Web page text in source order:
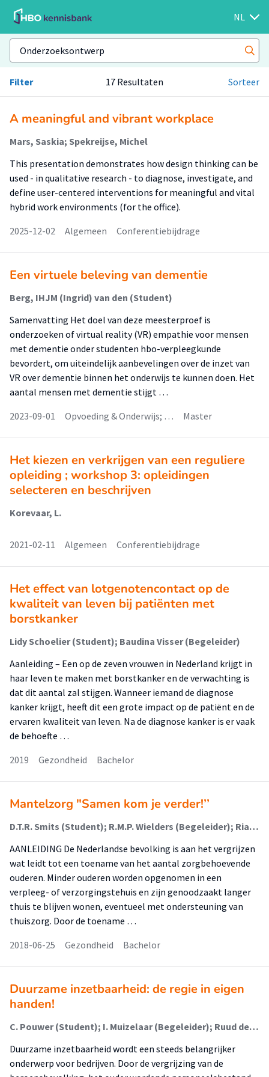
NL
Filter 17 Resultaten Sorteer
A meaningful and vibrant workplace
Mars, Saskia; Spekreijse, Michel
This presentation demonstrates how design thinking can be
used - in qualitative research - to diagnose, investigate, and
define user-centered interventions for meaningful and vital
hybrid work environments (for the office).
2025-12-02
Algemeen Conferentiebijdrage
Een virtuele beleving van dementie
Berg, IHJM (Ingrid) van den (Student)
Samenvatting Het doel van deze meesterproef is
onderzoeken of virtual reality (VR) empathie voor mensen
met dementie onder studenten hbo-verpleegkunde
bevordert, om uiteindelijk aanbevelingen over de inzet van
VR over dementie binnen het onderwijs te kunnen doen. Het
aantal mensen met dementie stijgt …
2023-09-01
Opvoeding & Onderwijs; … Master
Het kiezen en verkrijgen van een reguliere
opleiding ; workshop 3: opleidingen
selecteren en beschrijven
Korevaar, L.
2021-02-11 Algemeen Conferentiebijdrage
Het effect van lotgenotencontact op de
kwaliteit van leven bij patiënten met
borstkanker
Lidy Schoelier (Student); Baudina Visser (Begeleider)
Aanleiding – Een op de zeven vrouwen in Nederland krijgt in
haar leven te maken met borstkanker en de verwachting is
dat dit aantal zal stijgen. Wanneer iemand de diagnose
kanker krijgt, heeft dit een grote impact op de patiënt en de
ervaren kwaliteit van leven. Na de diagnose kanker is er vaak
de behoefte …
2019
Gezondheid Bachelor
Mantelzorg "Samen kom je verder!’’
D.T.R. Smits (Student); R.M.P. Wielders (Begeleider); Rianne van der Feen-Kooiman (Begeleider); L. Kampen (Begeleider)
AANLEIDING De Nederlandse bevolking is aan het vergrijzen
wat leidt tot een toename van het aantal zorgbehoevende
ouderen. Minder ouderen worden opgenomen in een
verpleeg- of verzorgingstehuis en zijn genoodzaakt langer
thuis te blijven wonen, eventueel met ondersteuning van
thuiszorg. Door de toename …
2018-06-25
Gezondheid Bachelor
Duurzame inzetbaarheid: de regie in eigen
handen!
C. Pouwer (Student); I. Muizelaar (Begeleider); Ruud de Groot (Begeleider)
Duurzame inzetbaarheid wordt een steeds belangrijker
onderwerp voor bedrijven. Door de vergrijzing van de